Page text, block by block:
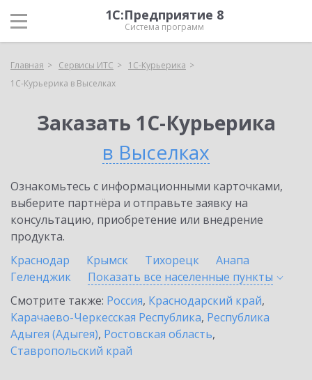
1С:Предприятие 8
Система программ
Главная Сервисы ИТС
1С-Курьерика
1С-Курьерика в Выселках
Заказать 1С-Курьерика
в Выселках
Ознакомьтесь с информационными карточками,
выберите партнёра и отправьте заявку на
консультацию, приобретение или внедрение
продукта.
Краснодар
Крымск Тихорецк
Анапа
Геленджик
Показать все населенные пункты
Смотрите также: Россия, Краснодарский край,
Карачаево-Черкесская Республика, Республика
Адыгея (Адыгея), Ростовская область,
Ставропольский край